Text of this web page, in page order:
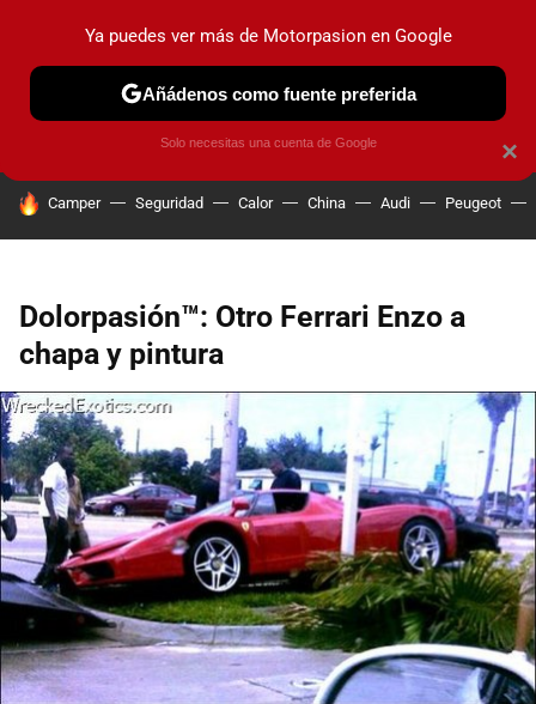
PRUEBAS COCHES ELÉCTRICOS OBSERVATORIO
HOY SE HABLA DE
Camper Seguridad Calor China Audi Peugeot
Dolorpasión™: Otro Ferrari Enzo a
chapa y pintura
×
Ya puedes ver más de Motorpasion en Google
Añádenos como fuente preferida
Solo necesitas una cuenta de Google